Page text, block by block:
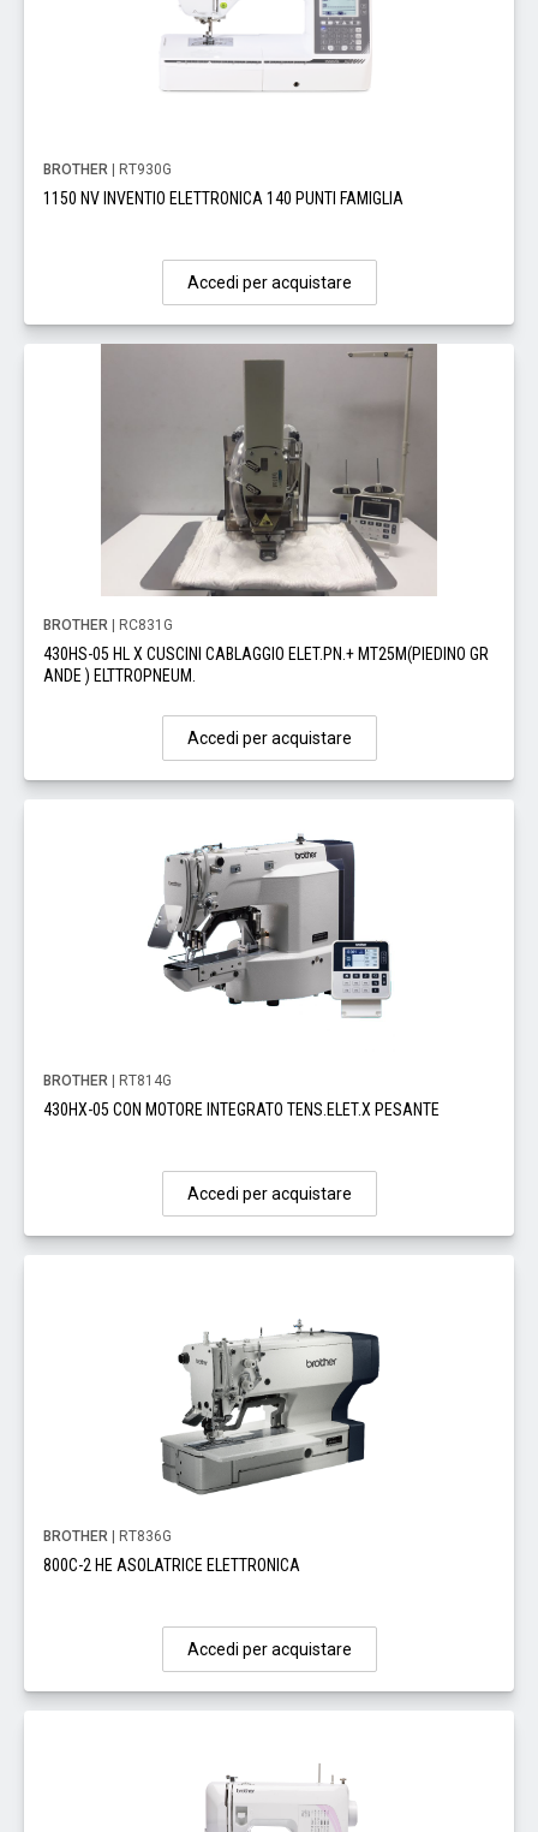
BROTHER | RT930G
1150 NV INVENTIO ELETTRONICA 140 PUNTI FAMIGLIA
Accedi per acquistare
BROTHER | RC831G
430HS-05 HL X CUSCINI CABLAGGIO ELET.PN.+ MT25M(PIEDINO GR
ANDE ) ELTTROPNEUM.
Accedi per acquistare
BROTHER | RT814G
430HX-05 CON MOTORE INTEGRATO TENS.ELET.X PESANTE
Accedi per acquistare
BROTHER | RT836G
800C-2 HE ASOLATRICE ELETTRONICA
Accedi per acquistare